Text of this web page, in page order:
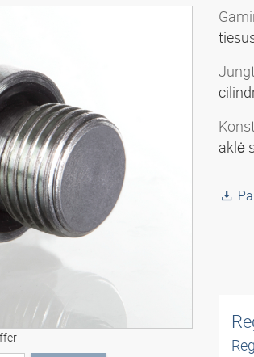
3D modelis
aklė